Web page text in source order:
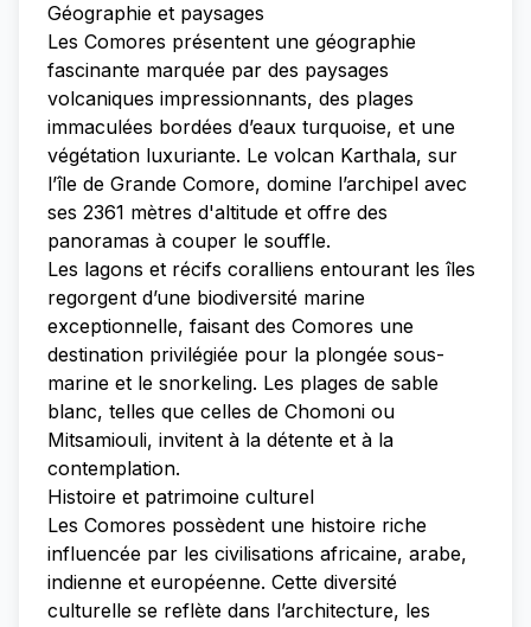
Géographie et paysages
Les Comores présentent une géographie
fascinante marquée par des paysages
volcaniques impressionnants, des plages
immaculées bordées d’eaux turquoise, et une
végétation luxuriante. Le volcan Karthala, sur
l’île de Grande Comore, domine l’archipel avec
ses 2361 mètres d'altitude et offre des
panoramas à couper le souffle.
Les lagons et récifs coralliens entourant les îles
regorgent d’une biodiversité marine
exceptionnelle, faisant des Comores une
destination privilégiée pour la plongée sous-
marine et le snorkeling. Les plages de sable
blanc, telles que celles de Chomoni ou
Mitsamiouli, invitent à la détente et à la
contemplation.
Histoire et patrimoine culturel
Les Comores possèdent une histoire riche
influencée par les civilisations africaine, arabe,
indienne et européenne. Cette diversité
culturelle se reflète dans l’architecture, les